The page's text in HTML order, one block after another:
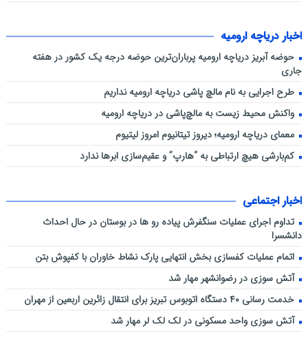
اخبار دریاچه ارومیه
حوضه آبریز دریاچه ارومیه پرباران‌ترین حوضه‌ درجه یک کشور در هفته
جاری
طرح اجرایی به نام مالچ پاشی دریاچه ارومیه نداریم
واکنش محیط زیست به مالچ‌پاشی در دریاچه ارومیه
معمای دریاچه ارومیه؛ دیروز تیتانیوم امروز لیتیوم
کم‌بارشی هیچ ارتباطی به “هارپ” و عقیم‌سازی ابرها ندارد
اخبار اجتماعی
تداوم اجرای عملیات سنگفرش پیاده رو ها در بوستان در حال احداث
دانشسرا
اتمام عملیات کفسازی بخش انتهایی پارک نشاط خاوران با کفپوش بتن
آتش سوزی در رضوانشهر مهار شد
خدمت رسانی ۴۰ دستگاه اتوبوس تبریز برای انتقال زائرین اربعین از مهران
آتش سوزی واحد مسکونی در لک لک لر مهار شد